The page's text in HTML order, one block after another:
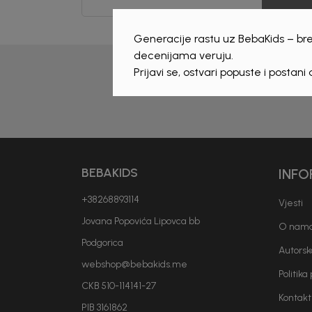
Prijava
BEBAKIDS
+38268893114
Jovana Popovića Lipovca bb
Podgorica
webshop@bebakids.me
CKB 510-114141-27
PIB 3161862
Vjesti
O
Politika
Kontakt
Generacije rastu uz BebaKids –
decenijama veruju.
Prijavi se, ostvari popuste i postani